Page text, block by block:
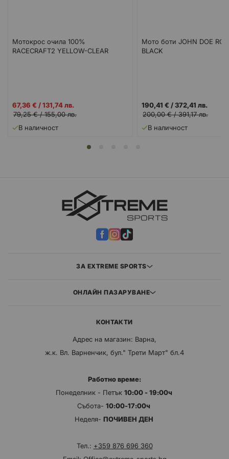
Мотокрос очила 100%
RACECRAFT2 YELLOW-CLEAR
Промо
цена
67,36 € /131,74 лв.
79,25 €/155,00 лв.
В наличност
Мото боти JOHN DOE
BLACK
190,41 € /372,41 лв.
200,00 €/391,17 лв.
В наличност
ЗА EXTREME SPORTS
ОНЛАЙН ПАЗАРУВАНЕ
КОНТАКТИ
Адрес на магазин: Варна,
ж.к. Вл. Варненчик, бул." Трети Март" бл.4
Работно време:
Понеделник - Петък 10:00 - 19:00ч
Събота- 10:00-17:00ч
Неделя- ПОЧИВЕН ДЕН
Тел.: +359 876 696 360